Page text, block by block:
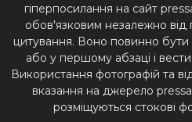
гіперпосилання на сайт
обов'язковим незалежно від
цитування. Воно повинно бути
або у першому абзаці і
Використання фотографій та
вказання на джерело
розміщуються стокові